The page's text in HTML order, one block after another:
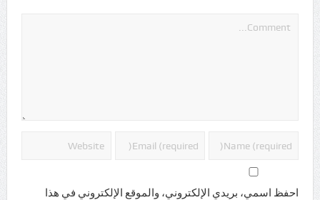
احفظ اسمي، بريدي الإلكتروني، والموقع الإلكتروني في هذا